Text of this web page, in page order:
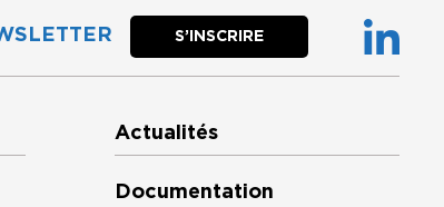
S’INSCRIRE
Actualités
Documentation